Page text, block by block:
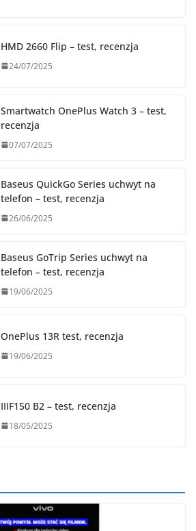
HMD 2660 Flip – test, recenzja
24/07/2025
Smartwatch OnePlus Watch 3 – test,
recenzja
07/07/2025
Baseus QuickGo Series uchwyt na
telefon – test, recenzja
26/06/2025
Baseus GoTrip Series uchwyt na
telefon – test, recenzja
19/06/2025
OnePlus 13R test, recenzja
19/06/2025
IIIF150 B2 – test, recenzja
18/05/2025